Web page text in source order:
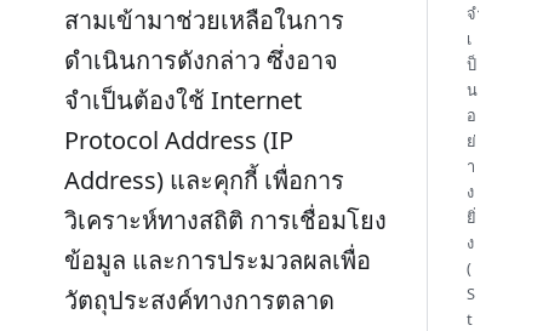
สามเข้ามาช่วยเหลือในการ
ดำเนินการดังกล่าว ซึ่งอาจ
จำเป็นต้องใช้ Internet
Protocol Address (IP
Address) และคุกกี้ เพื่อการ
วิเคราะห์ทางสถิติ การเชื่อมโยง
ข้อมูล และการประมวลผลเพื่อ
วัตถุประสงค์ทางการตลาด
จำ
เ
ป็
น
อ
ย่
า
ง
ยิ่
ง
(
S
t